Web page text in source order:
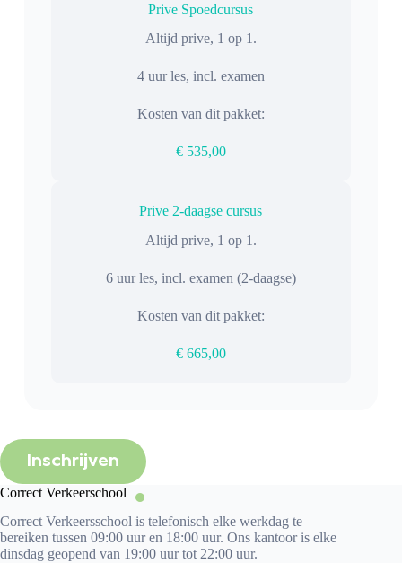
Prive Spoedcursus
Altijd prive, 1 op 1.
4 uur les, incl. examen
Kosten van dit pakket:
€ 535,00
Prive 2-daagse cursus
Altijd prive, 1 op 1.
6 uur les, incl. examen (2-daagse)
Kosten van dit pakket:
€ 665,00
Inschrijven
Correct Verkeerschool
Correct Verkeersschool is telefonisch elke werkdag te
bereiken tussen 09:00 uur en 18:00 uur. Ons kantoor is elke
dinsdag geopend van 19:00 uur tot 22:00 uur.